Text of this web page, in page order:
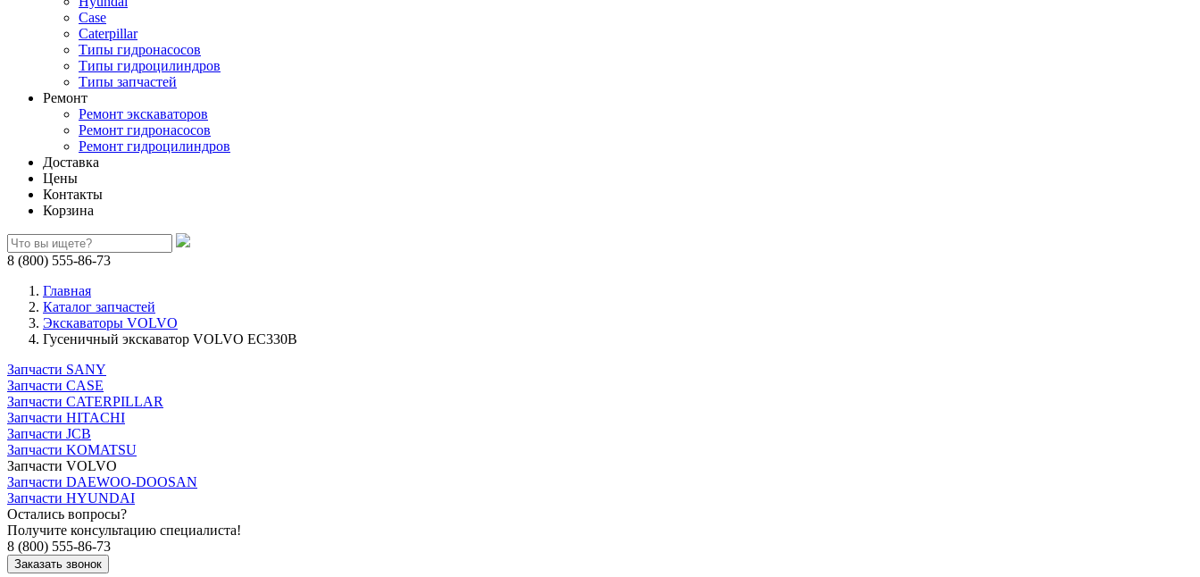
Case
Caterpillar
Типы гидронасосов
Типы гидроцилиндров
Типы запчастей
Ремонт
Ремонт экскаваторов
Ремонт гидронасосов
Ремонт гидроцилиндров
Доставка
Цены
Контакты
Корзина
8 (800) 555-86-73
Главная
Каталог запчастей
Экскаваторы VOLVO
Гусеничный экскаватор VOLVO EC330B
Запчасти SANY
Запчасти CASE
Запчасти CATERPILLAR
Запчасти HITACHI
Запчасти JCB
Запчасти KOMATSU
Запчасти VOLVO
Запчасти DAEWOO-DOOSAN
Запчасти HYUNDAI
Остались вопросы?
Получите консультацию специалиста!
8 (800) 555-86-73